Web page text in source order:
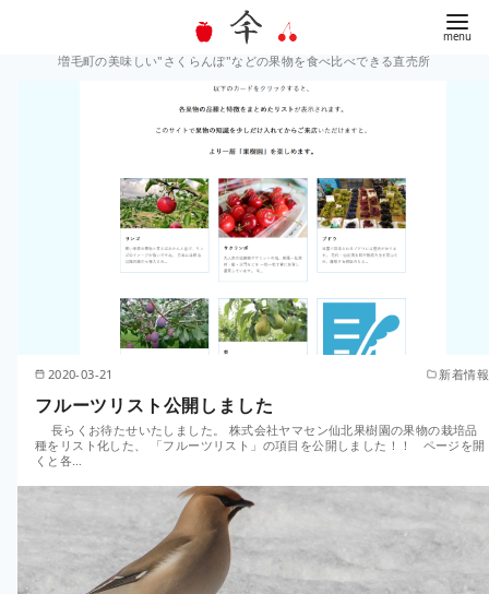
増毛町の美味しい"さくらんぼ"などの果物を食べ比べできる直売所
2020-03-21 新着情報
フルーツリスト公開しました
長らくお待たせいたしました。 株式会社ヤマセン仙北果樹園の果物の栽培品
種をリスト化した、 「フルーツリスト」の項目を公開しました！！ ページを開
くと各…